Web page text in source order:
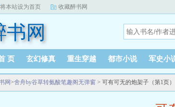
将本站设为首页 收藏醉书网
书网
页 玄幻修真 重生穿越 都市小说 军史小
网>舍舟by谷草转氨酸笔趣阁无弹窗 > 可有可无的炮架子（第1页）